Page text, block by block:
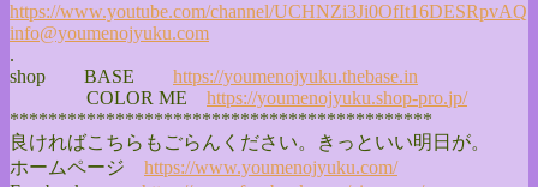
https://www.youtube.com/channel/UCHNZi3Ji0OfIt16DESRpvAQ
info@youmenojyuku.com
.
shop BASE https://youmenojyuku.thebase.in
COLOR ME https://youmenojyuku.shop-pro.jp/
********************************************
良ければこちらもごらんください。きっといい明日が。
ホームページ https://www.youmenojyuku.com/